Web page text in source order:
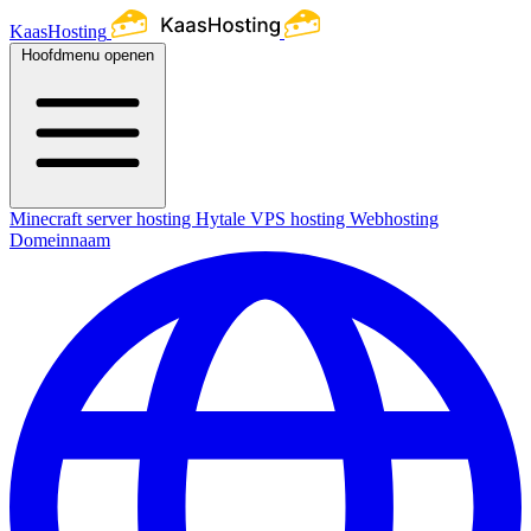
KaasHosting
Hoofdmenu openen
Minecraft server hosting Hytale VPS hosting Webhosting
Domeinnaam